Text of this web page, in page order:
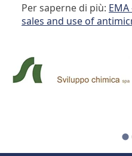
Per saperne di più:
sales and use of